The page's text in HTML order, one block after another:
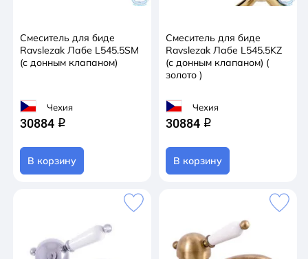
Смеситель для биде
Ravslezak Лабе L545.5SM
(с донным клапаном)
Чехия
30884 q
В корзину
Смеситель для биде
Ravslezak Лабе L545.5KZ
(с донным клапаном) (
золото )
Чехия
30884 q
В корзину